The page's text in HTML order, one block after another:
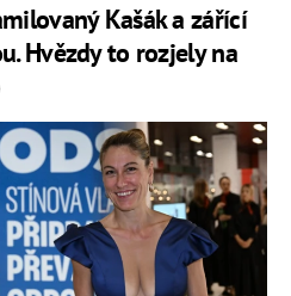
Kašák a zářící
Hvězdy to rozjely na